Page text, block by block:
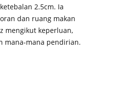
2.5cm. Ia
dan ruang makan
mengikut keperluan,
mana-mana pendirian.